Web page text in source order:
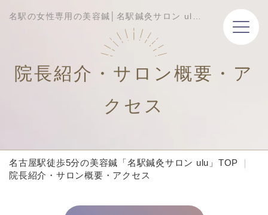
院長紹介・サロン概要・ア
クセス
名古屋駅徒歩5分の美容鍼「名駅鍼灸サロン ulu」TOP
院長紹介・サロン概要・アクセス